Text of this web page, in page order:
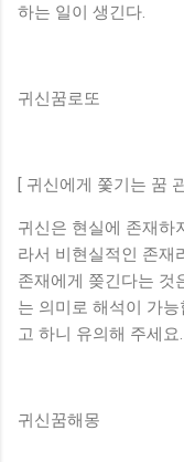
하는 일이 생긴다.
귀신꿈로또
[ 귀신에게 쫓기는 꿈
귀신은 현실에 존재하
라서 비현실적인 존재
존재에게 쫒긴다는 것
는 의미로 해석이 가
고 하니 유의해 주세요.
귀신꿈해몽